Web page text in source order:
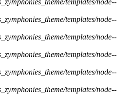
templates/node--
templates/node--
templates/node--
templates/node--
templates/node--